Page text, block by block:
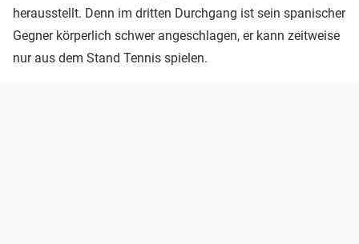
herausstellt. Denn im dritten Durchgang ist sein spanischer
Gegner körperlich schwer angeschlagen, er kann zeitweise
nur aus dem Stand Tennis spielen.